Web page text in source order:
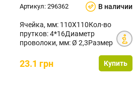
Артикул: 296362 В наличии
Ячейка, мм: 110Х110Кол-во
прутков: 4*16Диаметр
проволоки, мм: Ø 2,3Размер
23.1 грн Купить